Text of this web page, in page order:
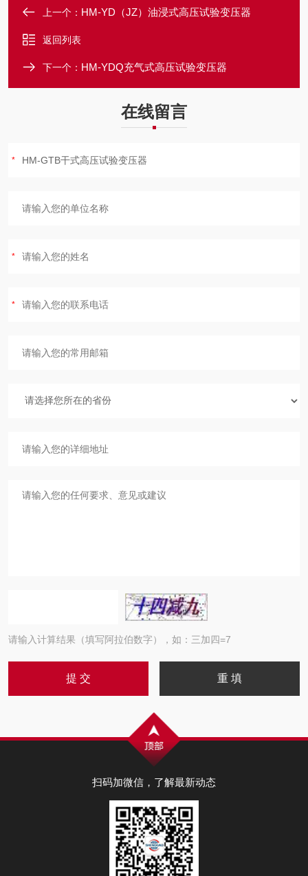
上一个： HM-YD（JZ）油浸式高压试验变压器
返回列表
下一个： HM-YDQ充气式高压试验变压器
在线留言
请输入计算结果（填写阿拉伯数字），如：三加四=7
扫码加微信，了解最新动态